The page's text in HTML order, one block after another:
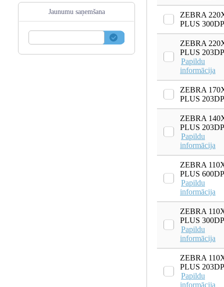
Jaunumu saņemšana
ZEBRA
PLUS
ZEBRA
PLUS
Papildu
informācija
ZEBRA
PLUS
ZEBRA
PLUS
Papildu
informācija
ZEBRA
PLUS
Papildu
informācija
ZEBRA
PLUS
Papildu
informācija
ZEBRA
PLUS
Papildu
informācija